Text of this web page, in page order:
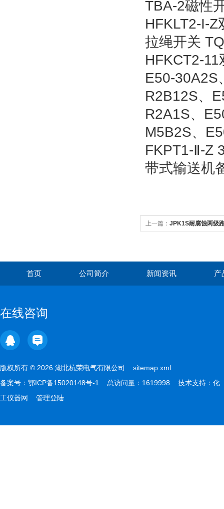
TBA-2磁性
HFKLT2-I-Z
拉绳开关
HFKCT2-
E50-30A2S
R2B12S、
R2A1S、
M5B2S、
FKPT1-Ⅱ-Z
带式输送机
上一篇： JPK1S耐腐蚀两级
首页 公司简介 新闻资讯 产
在线咨询
版权所有 © 2026 湖北杭荣电气有限公司 sitemap.xml
备案号： 鄂ICP备15020148号-1 总访问量：1619998 技术支持： 化
工仪器网
管理登陆